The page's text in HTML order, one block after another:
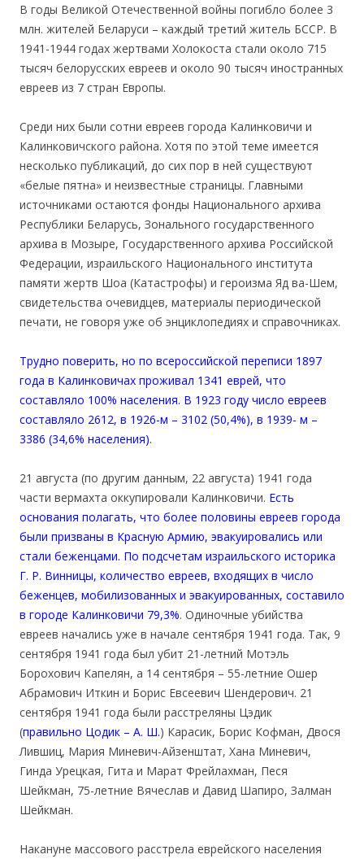
В годы Великой Отечественной войны погибло более 3
млн. жителей Беларуси – каждый третий житель БССР. В
1941-1944 годах жертвами Холокоста стали около 715
тысяч белорусских евреев и около 90 тысяч иностранных
евреев из 7 стран Европы.
Среди них были сотни евреев города Калинковичи и
Калинковичского района. Хотя по этой теме имеется
несколько публикаций, до сих пор в ней существуют
«белые пятна» и неизвестные страницы. Главными
источниками остаются фонды Национального архива
Республики Беларусь, Зонального государственного
архива в Мозыре, Государственного архива Российской
Федерации, израильского Национального института
памяти жертв Шоа (Катастрофы) и героизма Яд ва-Шем,
свидетельства очевидцев, материалы периодической
печати, не говоря уже об энциклопедиях и справочниках.
Трудно поверить, но по всероссийской переписи 1897
года в Калинковичах проживал 1341 еврей, что
составляло 100% населения. В 1923 году число евреев
составляло 2612, в 1926-м – 3102 (50,4%), в 1939- м –
3386 (34,6% населения).
21 августа (по другим данным, 22 августа) 1941 года
части вермахта оккупировали Калинковичи. Есть
основания полагать, что более половины евреев города
были призваны в Красную Армию, эвакуировались или
стали беженцами. По подсчетам израильского историка
Г. Р. Винницы, количество евреев, входящих в число
беженцев, мобилизованных и эвакуированных, составило
в городе Калинковичи 79,3%. Одиночные убийства
евреев начались уже в начале сентября 1941 года. Так, 9
сентября 1941 года был убит 21-летний Мотэль
Борохович Капелян, а 14 сентября – 55-летние Ошер
Абрамович Иткин и Борис Евсеевич Шендерович. 21
сентября 1941 года были расстреляны Цэдик
(правильно Цодик – А. Ш.) Карасик, Борис Кофман, Двося
Лившиц, Мария Миневич-Айзенштат, Хана Миневич,
Гинда Урецкая, Гита и Марат Фрейлахман, Песя
Шейкман, 75-летние Вячеслав и Давид Шапиро, Залман
Шейкман.
Накануне массового расстрела еврейского населения